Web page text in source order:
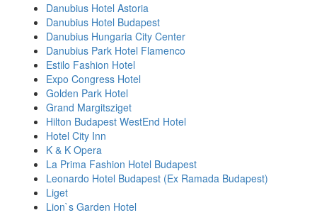
Danubius Hotel Astoria
Danubius Hotel Budapest
Danubius Hungaria City Center
Danubius Park Hotel Flamenco
Estilo Fashion Hotel
Expo Congress Hotel
Golden Park Hotel
Grand Margitsziget
Hilton Budapest WestEnd Hotel
Hotel City Inn
K & K Opera
La Prima Fashion Hotel Budapest
Leonardo Hotel Budapest (Ex Ramada Budapest)
Liget
Lion`s Garden Hotel